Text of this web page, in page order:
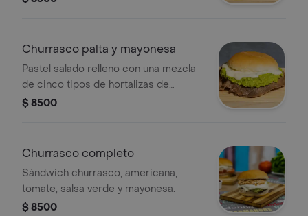
Churrasco palta y mayonesa
Pastel salado relleno con una mezcla
de cinco tipos de hortalizas de
temporada.
$ 8500
Churrasco completo
Sándwich churrasco, americana,
tomate, salsa verde y mayonesa.
$ 8500